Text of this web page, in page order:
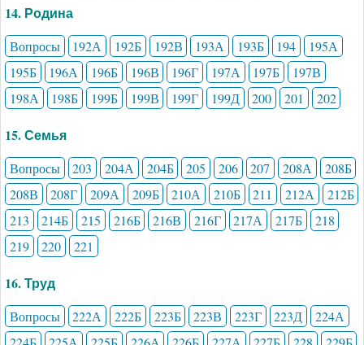
14. Родина
Вопросы 192А 192Б 192В 193А 193Б 194
195А
195Б
196А 196Б 196В 196Г 197А 197Б
197В
198А
198Б 199Б 199В 199Г 199Д 200 201 202
15. Семья
Вопросы 203 204А 204Б 205 206 207 208А
208Б
208В
208Г 209А 209Б 210А 210Б 211 212А
212Б
213
214Б 215 216Б 216В 216Г 217А 217Б
218
219
220 221
16. Труд
Вопросы 222А 222Б 223Б 223В 223Г 223Д
224А